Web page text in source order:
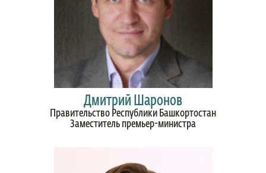
Дмитрий Шаронов
Правительство Республики Башкортостан
Заместитель премьер-министра